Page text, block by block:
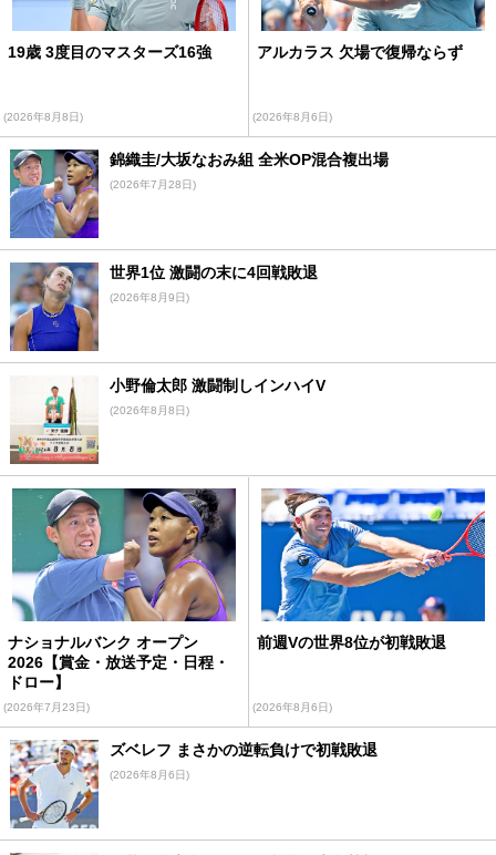
19歳 3度目のマスターズ16強
(2026年8月8日)
アルカラス 欠場で復帰ならず
(2026年8月6日)
錦織圭/大坂なおみ組 全米OP混合複出場
(2026年7月28日)
世界1位 激闘の末に4回戦敗退
(2026年8月9日)
小野倫太郎 激闘制しインハイV
(2026年8月8日)
ナショナルバンク オープン
2026【賞金・放送予定・日程・
ドロー】
(2026年7月23日)
前週Vの世界8位が初戦敗退
(2026年8月6日)
ズベレフ まさかの逆転負けで初戦敗退
(2026年8月6日)